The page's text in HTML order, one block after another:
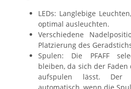
LEDs: Langlebige
optimal ausleuchten.
Verschiedene
Platzierung des
Spulen: Die PFAFF
bleiben, da sich der
aufspulen lässt. Der